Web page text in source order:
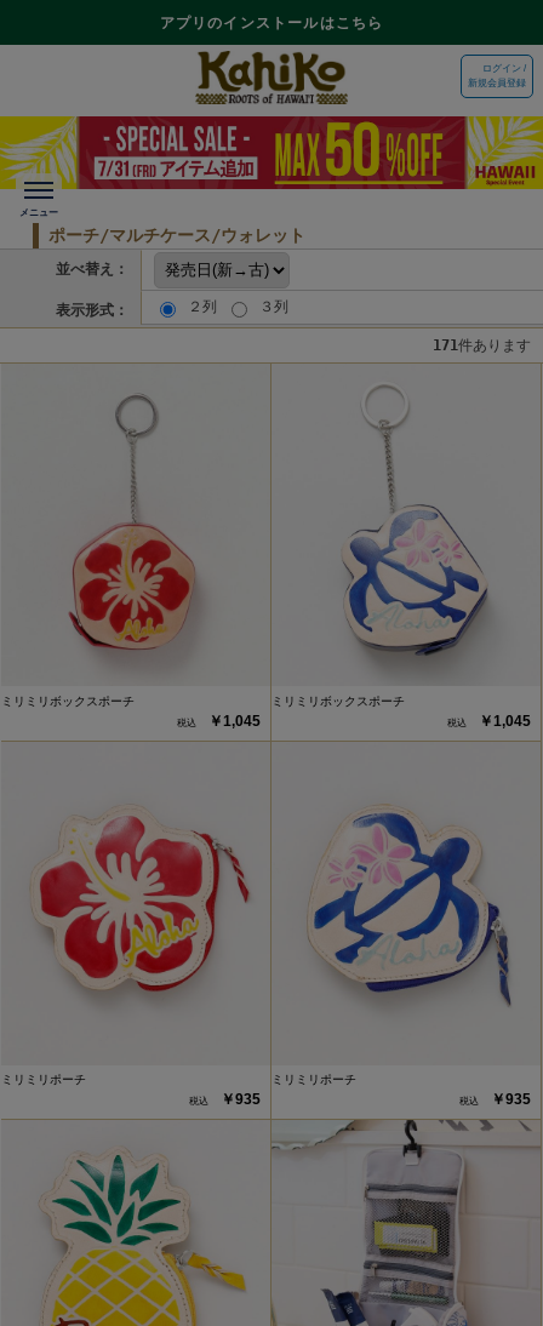
アプリのインストールはこちら
ログイン /
新規会員登録
ポーチ/マルチケース/ウォレット
並べ替え：
表示形式： ２列 ３列
171件あります
ミリミリボックスポーチ
￥1,045
ミリミリボックスポーチ
￥1,045
ミリミリポーチ
￥935
ミリミリポーチ
￥935